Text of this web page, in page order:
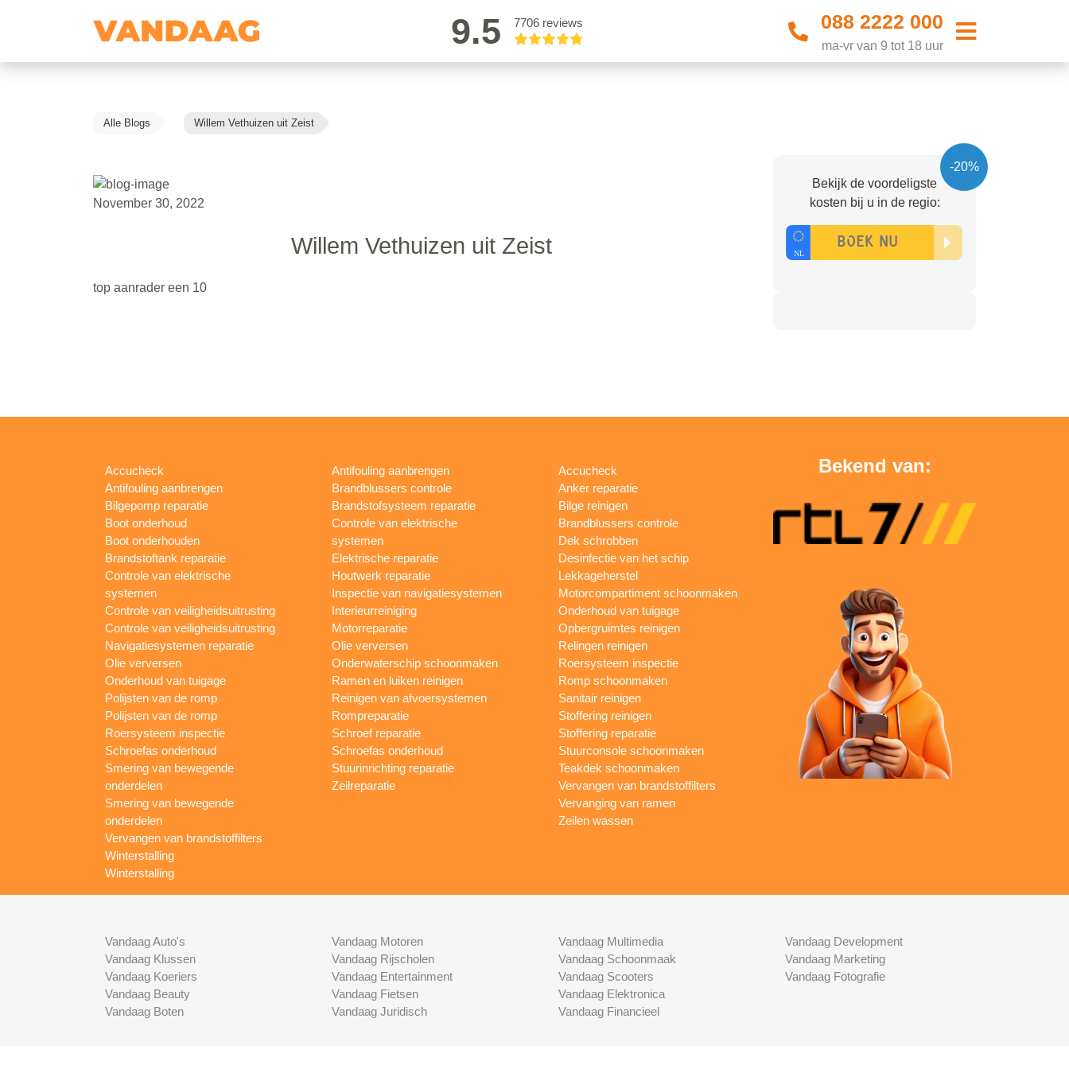
9.5 7706 reviews 088 2222 000
ma-vr van 9 tot 18 uur
Alle Blogs Willem Vethuizen uit Zeist
November 30, 2022
Willem Vethuizen uit Zeist
top aanrader een 10
-20%
Bekijk de voordeligste
kosten bij u in de regio:
Accucheck
Antifouling aanbrengen
Bilgepomp reparatie
Boot onderhoud
Boot onderhouden
Brandstoftank reparatie
Controle van elektrische
systemen
Controle van veiligheidsuitrusting
Controle van veiligheidsuitrusting
Navigatiesystemen reparatie
Olie verversen
Onderhoud van tuigage
Polijsten van de romp
Polijsten van de romp
Roersysteem inspectie
Schroefas onderhoud
Smering van bewegende
onderdelen
Smering van bewegende
onderdelen
Vervangen van brandstoffilters
Winterstalling
Winterstalling
Antifouling aanbrengen
Brandblussers controle
Brandstofsysteem reparatie
Controle van elektrische
systemen
Elektrische reparatie
Houtwerk reparatie
Inspectie van navigatiesystemen
Interieurreiniging
Motorreparatie
Olie verversen
Onderwaterschip schoonmaken
Ramen en luiken reinigen
Reinigen van afvoersystemen
Rompreparatie
Schroef reparatie
Schroefas onderhoud
Stuurinrichting reparatie
Zeilreparatie
Accucheck
Anker reparatie
Bilge reinigen
Brandblussers controle
Dek schrobben
Desinfectie van het schip
Lekkageherstel
Motorcompartiment schoonmaken
Onderhoud van tuigage
Opbergruimtes reinigen
Relingen reinigen
Roersysteem inspectie
Romp schoonmaken
Sanitair reinigen
Stoffering reinigen
Stoffering reparatie
Stuurconsole schoonmaken
Teakdek schoonmaken
Vervangen van brandstoffilters
Vervanging van ramen
Zeilen wassen
Bekend van:
Vandaag Auto's
Vandaag Klussen
Vandaag Koeriers
Vandaag Beauty
Vandaag Boten
Vandaag Motoren
Vandaag Rijscholen
Vandaag Entertainment
Vandaag Fietsen
Vandaag Juridisch
Vandaag Multimedia
Vandaag Schoonmaak
Vandaag Scooters
Vandaag Elektronica
Vandaag Financieel
Vandaag Development
Vandaag Marketing
Vandaag Fotografie